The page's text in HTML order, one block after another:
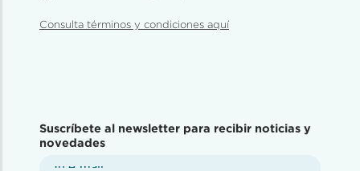
Consulta términos y condiciones aquí
Suscríbete al newsletter para recibir noticias y
novedades